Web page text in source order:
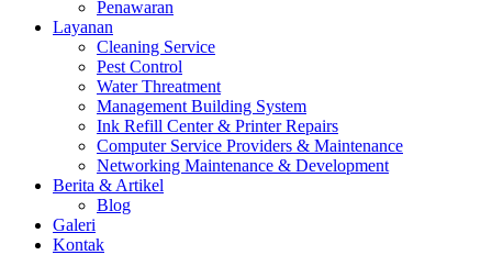
Penawaran
Layanan
Cleaning Service
Pest Control
Water Threatment
Management Building System
Ink Refill Center & Printer Repairs
Computer Service Providers & Maintenance
Networking Maintenance & Development
Berita & Artikel
Blog
Galeri
Kontak